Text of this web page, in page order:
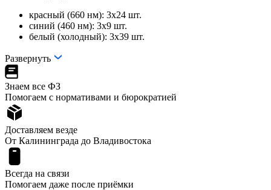
красный (660 нм): 3х24 шт.
синий (460 нм): 3х9 шт.
белый (холодный): 3х39 шт.
Развернуть
Знаем все ФЗ
Помогаем с нормативами и бюрократией
Доставляем везде
От Калининграда до Владивостока
Всегда на связи
Помогаем даже после приёмки